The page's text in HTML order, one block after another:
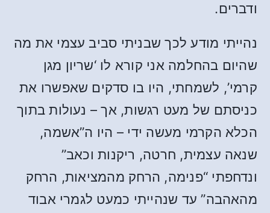
ודברים.
נהייתי מודע לכך שבניתי סביב עצמי את מה
שהיום בהחלמה אני קורא לו ‘שריון מגן
קרמי’, לשמחתי, היו בו סדקים שאפשרו את
כניסתם של מעט רגשות, אך – נעולות בתוך
הכלא הקרמי מעשה ידי – היו ה”אשמה,
שנאה עצמית, חרטה, ריקנות וכאב”
ונדחפתי “פנימה, הרחק מהמציאות, הרחק
מהאהבה” עד שנהייתי כמעט לגמרי אבוד